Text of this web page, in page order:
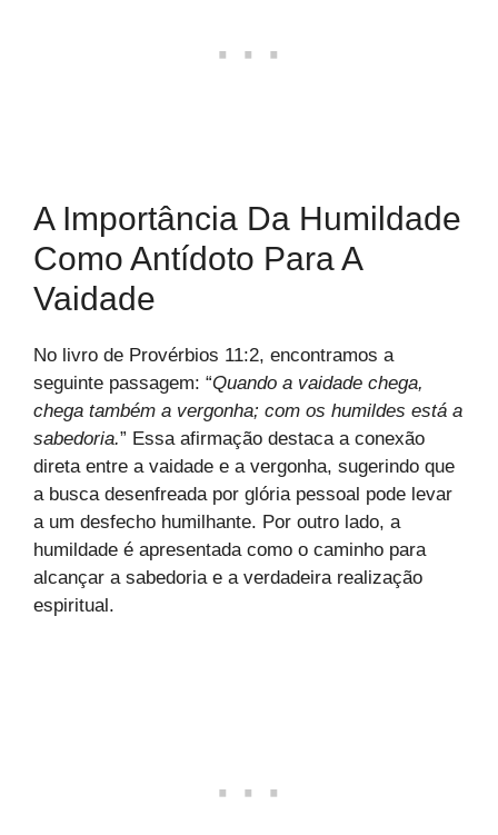
A Importância Da Humildade
Como Antídoto Para A
Vaidade
No livro de Provérbios 11:2, encontramos a
seguinte passagem: “Quando a vaidade chega,
chega também a vergonha; com os humildes está a
sabedoria.” Essa afirmação destaca a conexão
direta entre a vaidade e a vergonha, sugerindo que
a busca desenfreada por glória pessoal pode levar
a um desfecho humilhante. Por outro lado, a
humildade é apresentada como o caminho para
alcançar a sabedoria e a verdadeira realização
espiritual.